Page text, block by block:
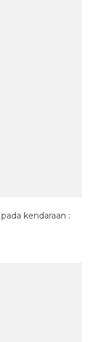
kendaraan :